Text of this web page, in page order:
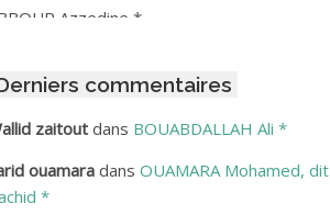
Azzedine *
Amar
Hamid
Mohamed
commentaires
zaitoutdans BOUABDALLAH Ali *
ouamaradans OUAMARA Mohamed, dit
*